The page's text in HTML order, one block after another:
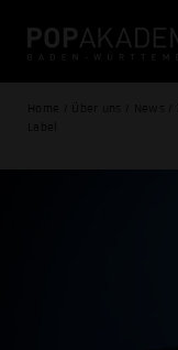
Home / Über uns / News
Label